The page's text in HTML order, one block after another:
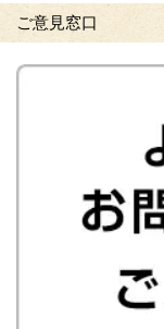
ご意見窓口